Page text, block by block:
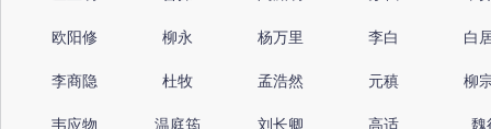
欧阳修 柳永 杨万里 李白 白
李商隐 杜牧 孟浩然 元稹 柳
韦应物 温庭筠 刘长卿 高适 魏